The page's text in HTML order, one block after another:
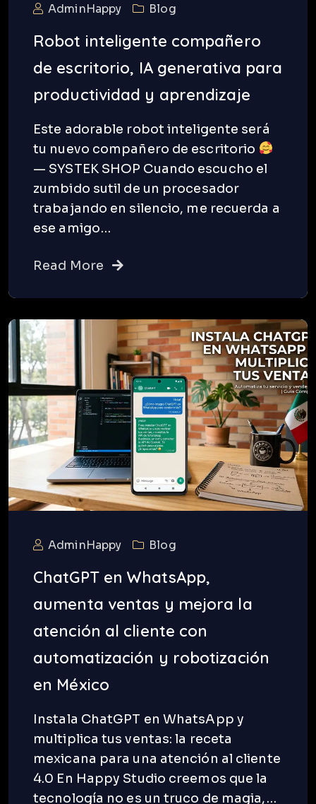
AdminHappy Blog
Robot inteligente compañero
de escritorio, IA generativa para
productividad y aprendizaje
Este adorable robot inteligente será
tu nuevo compañero de escritorio
— SYSTEK SHOP Cuando escucho el
zumbido sutil de un procesador
trabajando en silencio, me recuerda a
ese amigo…
Read More
AdminHappy Blog
ChatGPT en WhatsApp,
aumenta ventas y mejora la
atención al cliente con
automatización y robotización
en México
Instala ChatGPT en WhatsApp y
multiplica tus ventas: la receta
mexicana para una atención al cliente
4.0 En Happy Studio creemos que la
tecnología no es un truco de magia,…